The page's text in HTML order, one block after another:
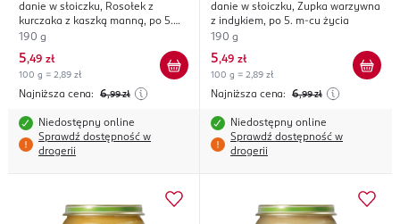
danie w słoiczku, Rosołek z
kurczaka z kaszką manną, po 5.
m-cu życia
190 g
5,49 zł
100 g = 2,89 zł
Najniższa cena: 6,99 zł
Niedostępny online
Sprawdź dostępność w
drogerii
danie w słoiczku, Zupka warzywna
z indykiem, po 5. m-cu życia
190 g
5,49 zł
100 g = 2,89 zł
Najniższa cena: 6,99 zł
Niedostępny online
Sprawdź dostępność w
drogerii